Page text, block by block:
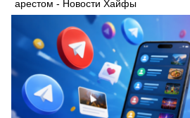
арестом - Новости Хайфы